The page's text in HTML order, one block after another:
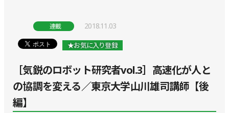
連載 2018.11.03
★お気に入り登録
［気鋭のロボット研究者vol.3］高速化が人と
の協調を変える／東京大学山川雄司講師【後
編】